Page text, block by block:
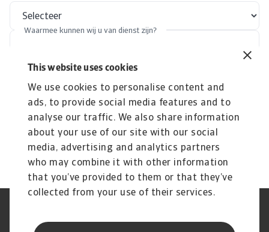
This website uses cookies
We use cookies to personalise content and
ads, to provide social media features and to
analyse our traffic. We also share information
about your use of our site with our social
media, advertising and analytics partners
who may combine it with other information
that you’ve provided to them or that they’ve
collected from your use of their services.
Waarmee kunnen wij u van dienst zijn?
Atradius Collections B.V. of Atradius
Collections Holding B.V., hun vestigingen en hun gelieerde
ondernemingen. Hierbij erken en geef ik mijn toestemming voor het
volgende: https://atradiuscollections.com/nl/privacy-statement
Privacyverklaring